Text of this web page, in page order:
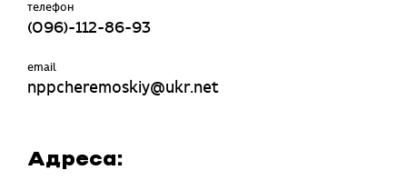
телефон
(096)-112-86-93
email
nppcheremoskiy@ukr.net
Адреса: